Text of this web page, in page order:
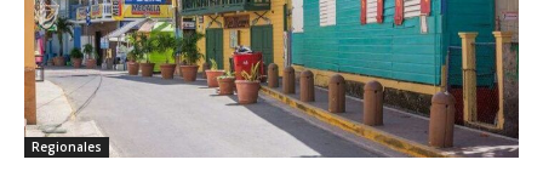
Regionales